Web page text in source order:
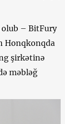
olub – BitFury
Honqkonqda
şirkətinə
məbləğ